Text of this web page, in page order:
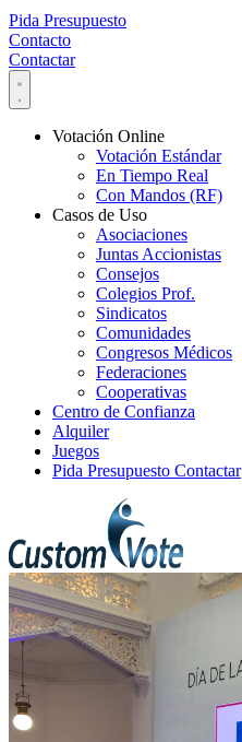
Pida Presupuesto
Contacto
Contactar
Votación Online
Votación Estándar
En Tiempo Real
Con Mandos (RF)
Casos de Uso
Asociaciones
Juntas Accionistas
Consejos
Colegios Prof.
Sindicatos
Comunidades
Congresos Médicos
Federaciones
Cooperativas
Centro de Confianza
Alquiler
Juegos
Pida Presupuesto Contactar